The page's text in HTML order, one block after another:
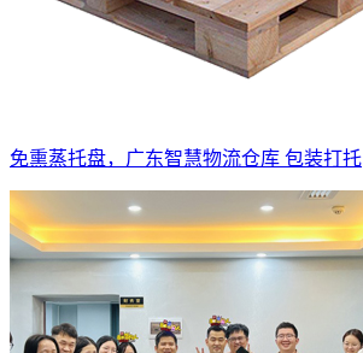
免熏蒸托盘，广东智慧物流仓库 包装打托